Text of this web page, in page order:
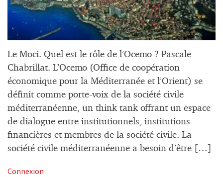
Le Moci. Quel est le rôle de l’Ocemo ? Pascale
Chabrillat. L’Ocemo (Office de coopération
économique pour la Méditerranée et l’Orient) se
définit comme porte-voix de la société civile
méditerranéenne, un think tank offrant un espace
de dialogue entre institutionnels, institutions
financières et membres de la société civile. La
société civile méditerranéenne a besoin d’être […]
Connexion